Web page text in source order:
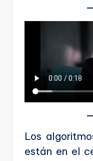
Los
están en el